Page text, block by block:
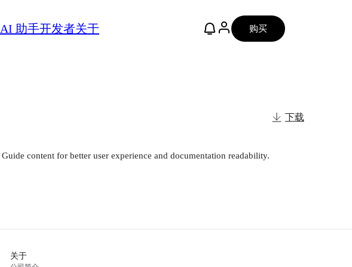
AI 助手开发者关于 购买
下载
关于